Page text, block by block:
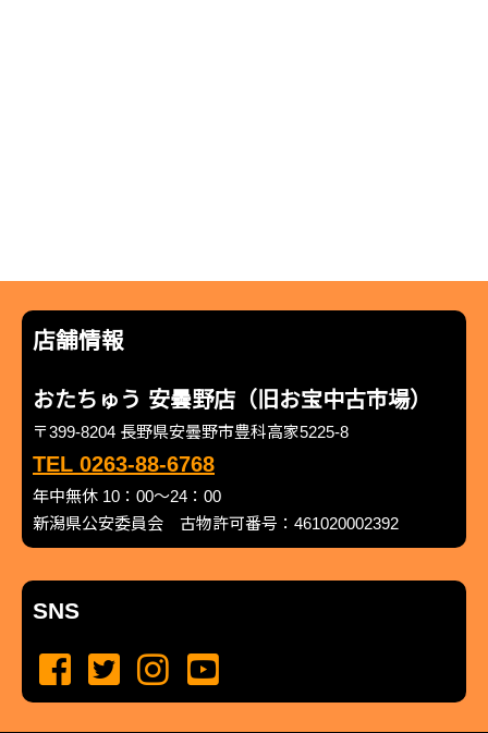
店舗情報
おたちゅう 安曇野店（旧お宝中古市場）
〒399-8204 長野県安曇野市豊科高家5225-8
TEL 0263-88-6768
年中無休 10：00～24：00
新潟県公安委員会 古物許可番号：461020002392
SNS